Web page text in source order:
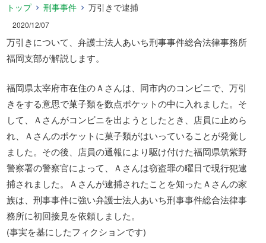
トップ 刑事事件 万引きで逮捕
2020/12/07
万引きについて、弁護士法人あいち刑事事件総合法律事務所
福岡支部が解説します。
福岡県太宰府市在住のＡさんは、同市内のコンビニで、万引
きをする意思で菓子類を数点ポケットの中に入れました。そ
して、Ａさんがコンビニを出ようとしたとき、店員に止めら
れ、Ａさんのポケットに菓子類がはいっていることが発覚し
ました。その後、店員の通報により駆け付けた福岡県筑紫野
警察署の警察官によって、Ａさんは窃盗罪の曜日で現行犯逮
捕されました。Ａさんが逮捕されたことを知ったＡさんの家
族は、刑事事件に強い弁護士法人あいち刑事事件総合法律事
務所に初回接見を依頼しました。
(事実を基にしたフィクションです)